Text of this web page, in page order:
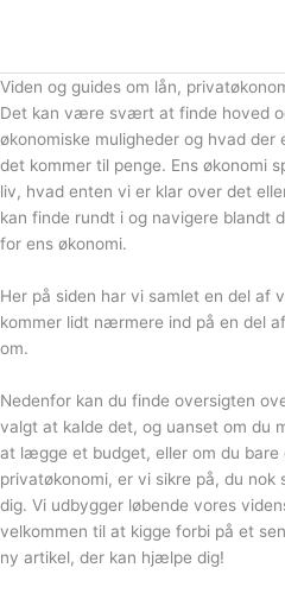
Viden og guides om lån,
Det kan være svært at finde hoved
økonomiske muligheder og hvad
det kommer til penge. Ens økonomi
liv, hvad enten vi er klar over det
kan finde rundt i og navigere blandt
for ens økonomi.
Her på siden har vi samlet en del af
kommer lidt nærmere ind på en del
om.
Nedenfor kan du finde oversigten
valgt at kalde det, og uanset om du
at lægge et budget, eller om du
privatøkonomi, er vi sikre på, du
dig. Vi udbygger løbende vores
velkommen til at kigge forbi på et
ny artikel, der kan hjælpe dig!